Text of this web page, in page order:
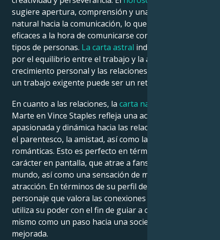
sugiere apertura, comprensión y una inclinación
natural hacia la comunicación, lo que les hace más
eficaces a la hora de comunicarse con diferentes
tipos de personas. La carta astral indica una devoción
por el equilibrio entre el trabajo y la atención, el
crecimiento personal y las relaciones sanas, aunque
un trabajo exigente puede ser un reto.
En cuanto a las relaciones, la carta natal
Marte en Vince Staples refleja una actitud
apasionada y dinámica hacia las relaciones afectivas,
el parentesco, la amistad, así como las relaciones
románticas. Esto es perfecto en términos de su
carácter en pantalla, que atrae a fans de todo el
mundo, así como una sensación de misterio y
atracción. En términos de su perfil del horóscopo, un
personaje que valora las conexiones en profundidad
utiliza su poder con el fin de guiar a otros a hacer lo
mismo como un paso hacia una sociedad más
mejorada.